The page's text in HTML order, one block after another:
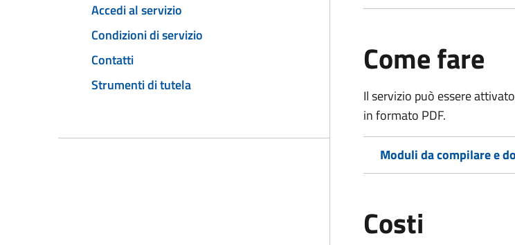
Accedi al servizio
Condizioni di servizio
Contatti
Strumenti di tutela
Come fare
Il servizio può essere
in formato PDF.
Moduli da compilare e
Costi